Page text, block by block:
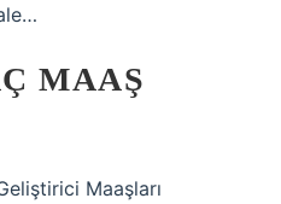
MAAŞ
Maaşları